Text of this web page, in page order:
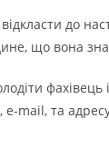
до
що вона
e-mail, та